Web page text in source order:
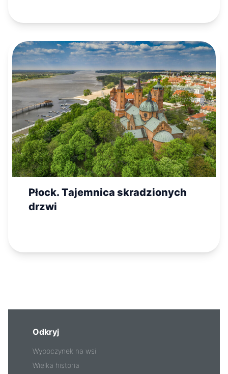
Płock. Tajemnica skradzionych
drzwi
Odkryj
Wypoczynek na wsi
Wielka historia